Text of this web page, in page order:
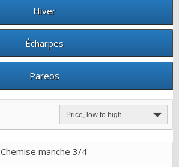
Hiver
Écharpes
Pareos
Price, low to high
Chemise manche 3/4